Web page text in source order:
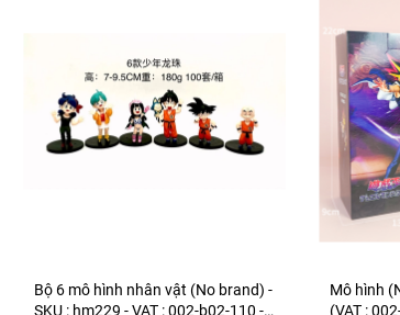
Bộ 6 mô hình nhân vật (No brand) -
SKU : hm229 - VAT : 002-b02-110 -
Mô hình
(VAT :